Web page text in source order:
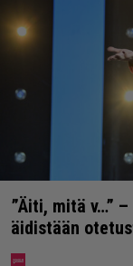
”Äiti, mitä v…”
äidistään